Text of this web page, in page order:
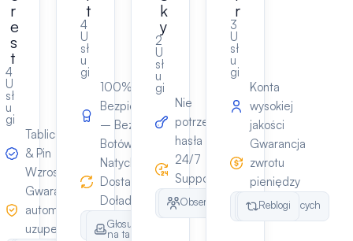
r
e
s
t
4
U
sł
u
gi
Tablica
& Pin
Wzrost
Gwarancja
automatycznego
uzupełniania
t
4
U
sł
u
gi
100%
Bezpieczne
– Bez
Botów
Natychmiastowa
Dostawa +
Doładowanie
Obserwujących
Głosuj
na tak
k
y
2
U
sł
u
gi
Nie
potrzeba
hasła
24/7
Support
Likes
Obserwujących
r
3
U
sł
u
gi
Konta
wysokiej
jakości
Gwarancja
zwrotu
pieniędzy
Obserwujących
Likes
Reblogi